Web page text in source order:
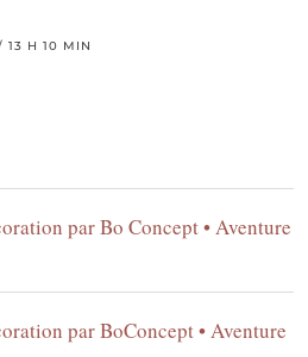
13 H 10 MIN
par Bo Concept • Aventure
par BoConcept • Aventure